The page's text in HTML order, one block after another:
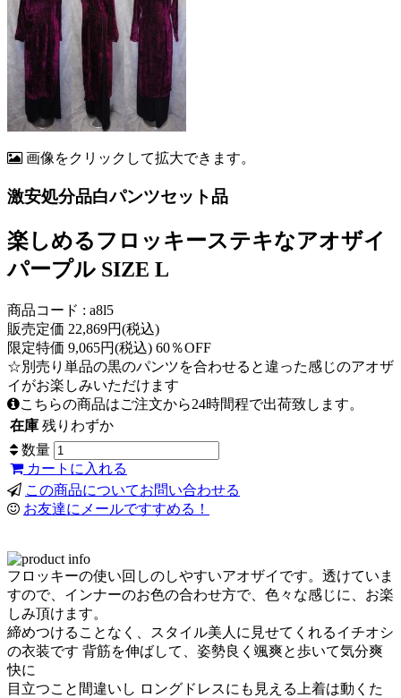
画像をクリックして拡大できます。
激安処分品白パンツセット品
楽しめるフロッキーステキなアオザイ
パープル SIZE L
商品コード : a8l5
販売定価 22,869円(税込)
限定特価 9,065円(税込) 60％OFF
☆別売り単品の黒のパンツを合わせると違った感じのアオザ
イがお楽しみいただけます
こちらの商品はご注文から24時間程で出荷致します。
在庫 残りわずか
数量
カートに入れる
この商品についてお問い合わせる
お友達にメールですすめる！
フロッキーの使い回しのしやすいアオザイです。透けていま
すので、インナーのお色の合わせ方で、色々な感じに、お楽
しみ頂けます。
締めつけることなく、スタイル美人に見せてくれるイチオシ
の衣装です 背筋を伸ばして、姿勢良く颯爽と歩いて気分爽
快に
目立つこと間違いし ロングドレスにも見える上着は動くた